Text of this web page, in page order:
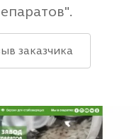
заказчика